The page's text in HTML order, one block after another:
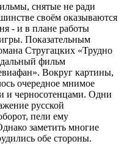
снятые не ради
своём оказываются
- и в плане работы
Показательным
Стругацких «Трудно
фильм
Вокруг картины,
очередное мнимое
и черносотенцами. Одни
русской
пели ему
заметить многие
обе стороны.